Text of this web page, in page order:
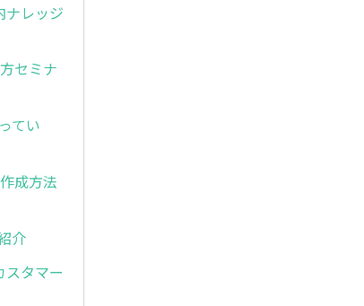
ナレッジ
セミナ
てい
成方法
介
タマー